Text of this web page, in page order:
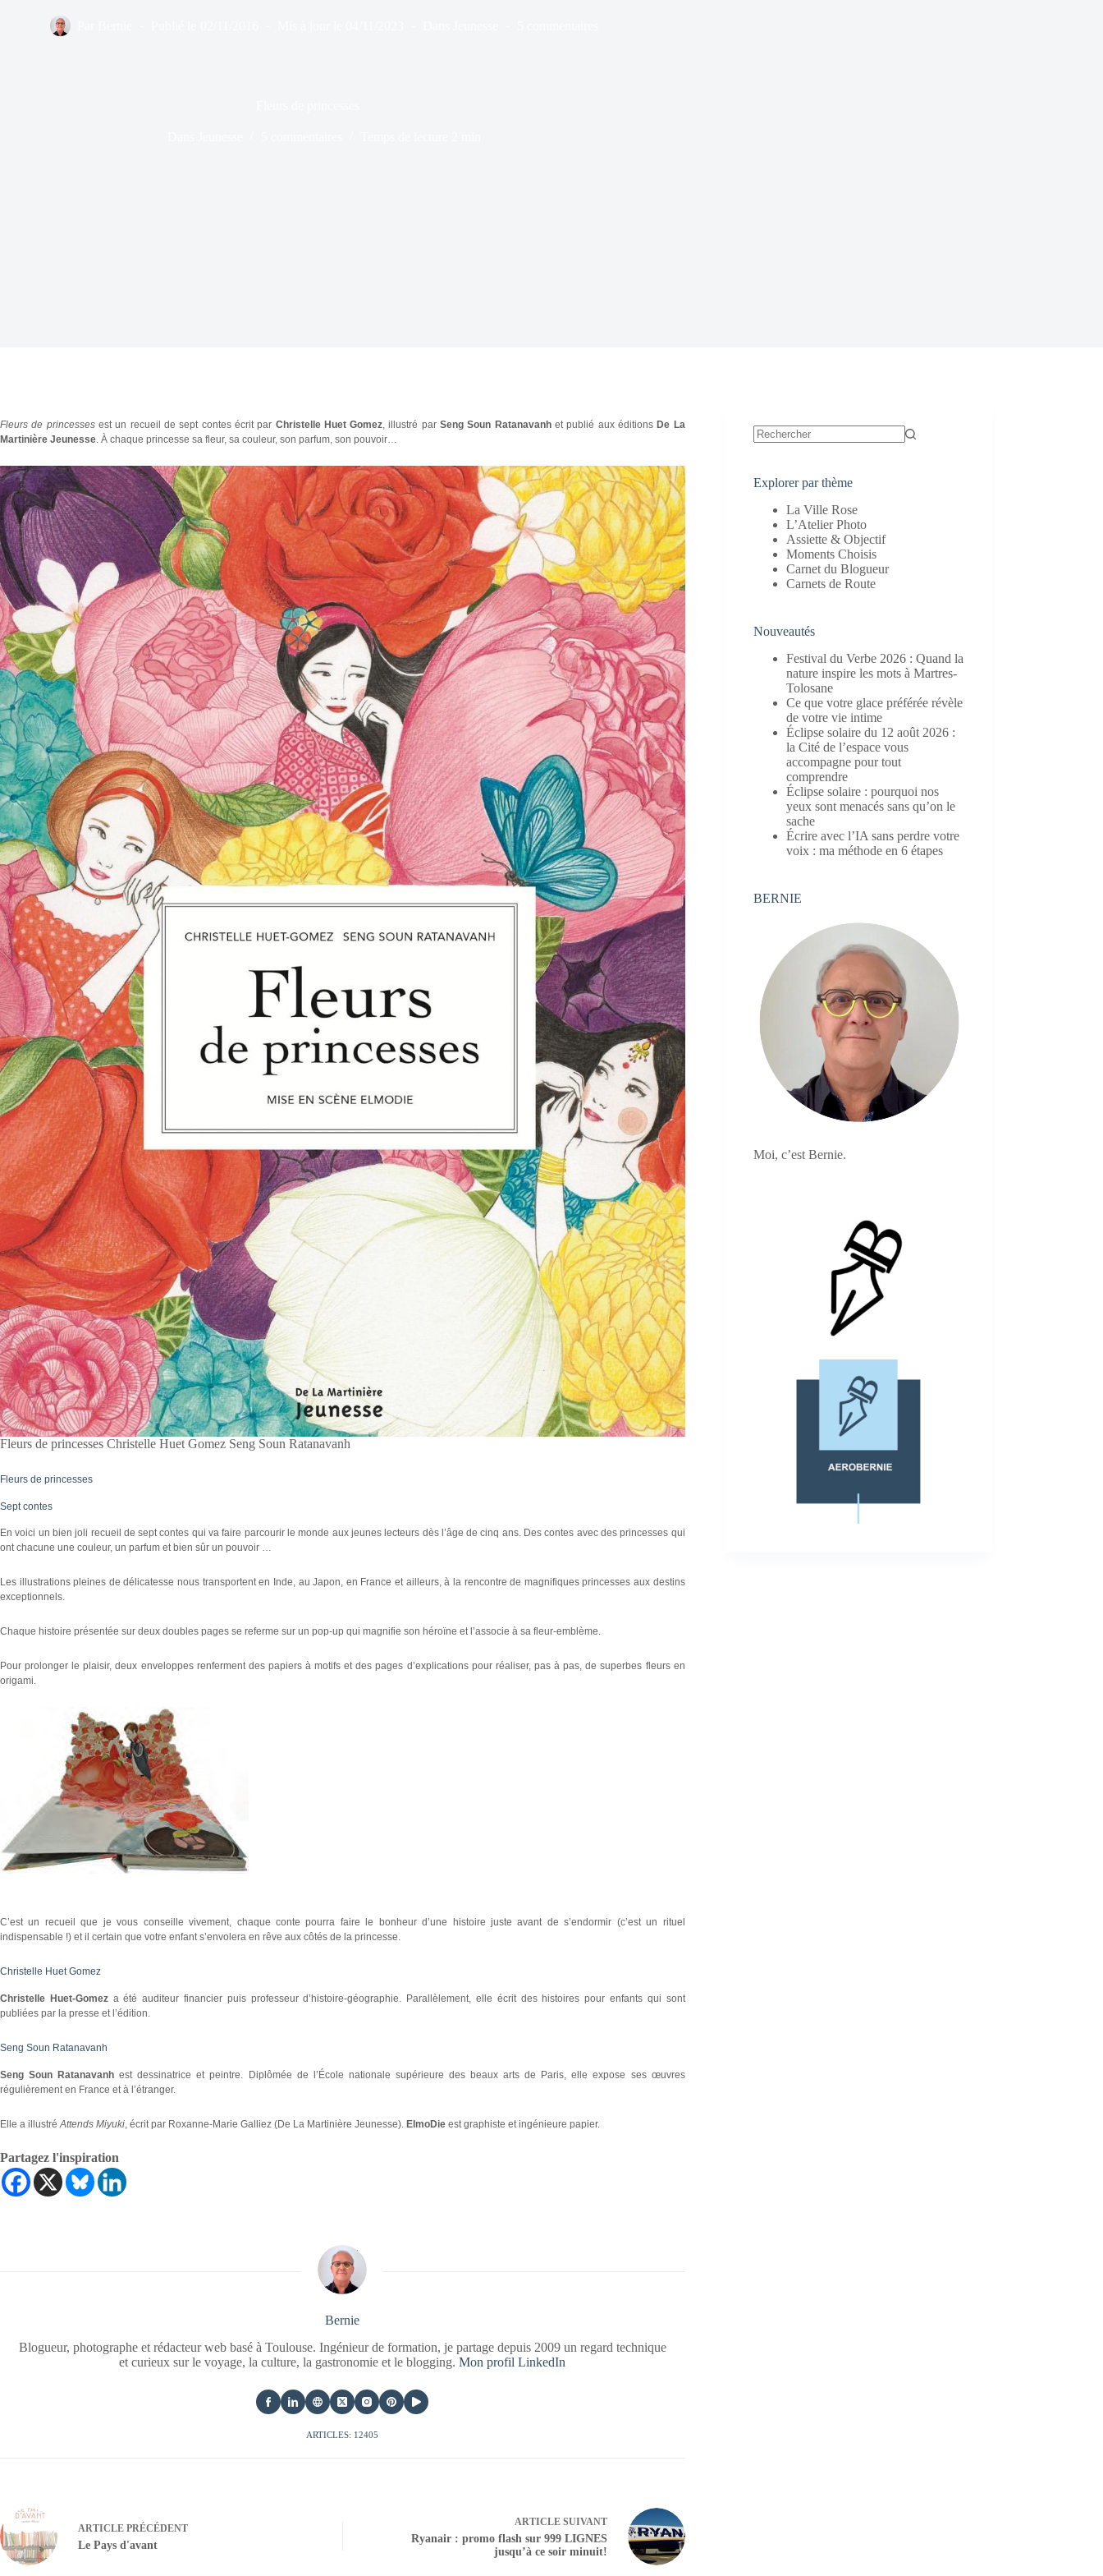
Fleurs de princessesest un recueil de sept contes écrit par Christelle Huet Gomez, illustré parSeng Soun Ratanavanhet publié aux éditions De La
Martinière Jeunesse. À chaque princesse sa fleur, sa couleur, son parfum, son pouvoir…
Fleurs de princesses Christelle Huet Gomez Seng Soun Ratanavanh
Fleurs de princesses
Sept contes
En voici un bien joli recueil de sept contes qui va faire parcourir le monde aux jeunes lecteurs dès l’âge de cinq ans. Des contes avec des princesses qui
ont chacune une couleur, un parfum et bien sûr un pouvoir …
Les illustrations pleines de délicatesse nous transportent en Inde, au Japon, en France et ailleurs, à la rencontre de magnifiques princesses aux destins
exceptionnels.
Chaque histoire présentée sur deux doubles pages se referme sur un pop-up qui magnifie son héroïne et l’associe à sa fleur-emblème.
Pour prolonger le plaisir, deux enveloppes renferment des papiers à motifs et des pages d’explications pour réaliser, pas à pas, de superbes fleurs en
origami.
C’est un recueil que je vous conseille vivement, chaque conte pourra faire le bonheur d’une histoire juste avant de s’endormir (c’est un rituel
indispensable !) et il certain que votre enfant s’envolera en rêve aux côtés de la princesse.
Christelle Huet Gomez
Christelle Huet-Gomez a été auditeur financier puis professeur d’histoire-géographie. Parallèlement, elle écrit des histoires pour enfants qui sont
publiées par la presse et l’édition.
Seng Soun Ratanavanh
Seng Soun Ratanavanhest dessinatrice et peintre. Diplômée de l’École nationale supérieure des beaux arts de Paris, elle expose ses œuvres
régulièrement en France et à l’étranger.
Elle a illustréAttends Miyuki, écrit par Roxanne-Marie Galliez (De La Martinière Jeunesse). ElmoDie est graphiste et ingénieure papier.
Partagez l'inspiration
Bernie
Blogueur, photographe et rédacteur web basé à Toulouse. Ingénieur de formation, je partage depuis 2009 un regard technique
et curieux sur le voyage, la culture, la gastronomie et le blogging.Mon profil LinkedIn
ARTICLES: 12405
ARTICLE PRÉCÉDENT
Le Pays d'avant
ARTICLESUIVANT
Ryanair : promo flash sur 999 LIGNES
jusqu’à ce soir minuit!
Explorer par thème
La Ville Rose
L’Atelier Photo
Assiette & Objectif
Moments Choisis
Carnet du Blogueur
Carnets de Route
Nouveautés
Festival du Verbe 2026 : Quand la
nature inspire les mots à Martres-
Tolosane
Ce que votre glace préférée révèle
de votre vie intime
Éclipse solaire du 12 août 2026 :
la Cité de l’espace vous
accompagne pour tout
comprendre
Éclipse solaire : pourquoi nos
yeux sont menacés sans qu’on le
sache
Écrire avec l’IA sans perdre votre
voix : ma méthode en 6 étapes
BERNIE
Moi, c’est Bernie.